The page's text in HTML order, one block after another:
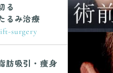
る
るみ治療
surgery
肪吸引・痩身